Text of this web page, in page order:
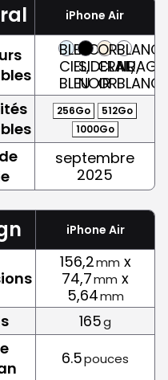
iPhone Air
BLEU
CIEL,
BLEU
NOIR
SIDERAL,
NOIR
OR
CLAIR,
OR
BLANC
NUAGE,
BLANC
256Go
512Go
1000Go
septembre
2025
iPhone Air
156,2mm x
74,7mm x
5,64mm
165g
6.5pouces